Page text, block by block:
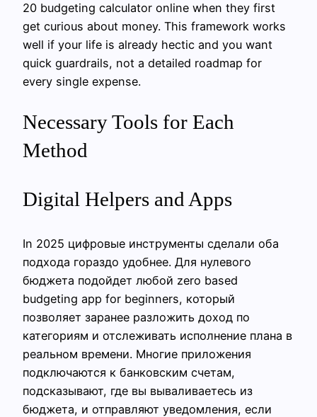
20 budgeting calculator online when they first
get curious about money. This framework works
well if your life is already hectic and you want
quick guardrails, not a detailed roadmap for
every single expense.
Necessary Tools for Each
Method
Digital Helpers and Apps
In 2025 цифровые инструменты сделали оба
подхода гораздо удобнее. Для нулевого
бюджета подойдет любой zero based
budgeting app for beginners, который
позволяет заранее разложить доход по
категориям и отслеживать исполнение плана в
реальном времени. Многие приложения
подключаются к банковским счетам,
подсказывают, где вы вываливаетесь из
бюджета, и отправляют уведомления, если